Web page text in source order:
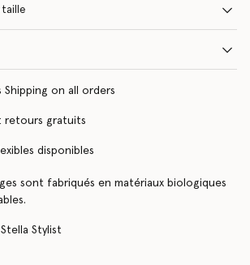
taille
Shipping on all orders
retours gratuits
disponibles
sont fabriqués en matériaux biologiques
Stylist